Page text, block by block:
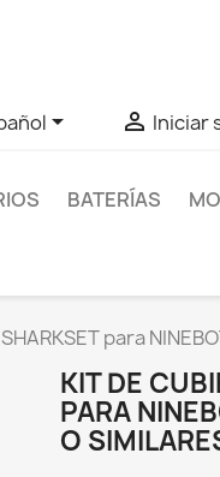
  Iniciar
BATERÍAS
para
KIT DE
PARA
O